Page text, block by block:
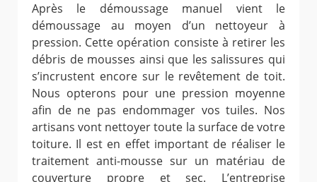
Après le démoussage manuel vient le
démoussage au moyen d’un nettoyeur à
pression. Cette opération consiste à retirer les
débris de mousses ainsi que les salissures qui
s’incrustent encore sur le revêtement de toit.
Nous opterons pour une pression moyenne
afin de ne pas endommager vos tuiles. Nos
artisans vont nettoyer toute la surface de votre
toiture. Il est en effet important de réaliser le
traitement anti-mousse sur un matériau de
couverture propre et sec. L’entreprise